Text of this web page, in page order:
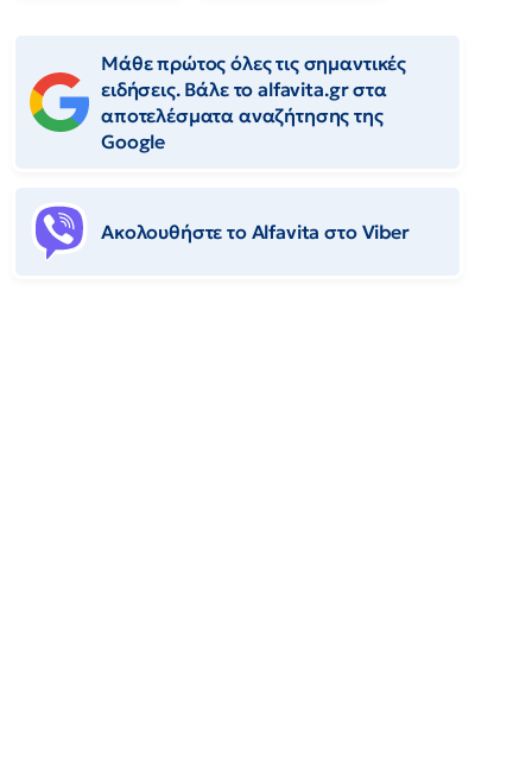
Μάθε πρώτος όλες τις σημαντικές
ειδήσεις. Βάλε το alfavita.gr στα
αποτελέσματα αναζήτησης της
Google
Ακολουθήστε το Αlfavita στο Viber